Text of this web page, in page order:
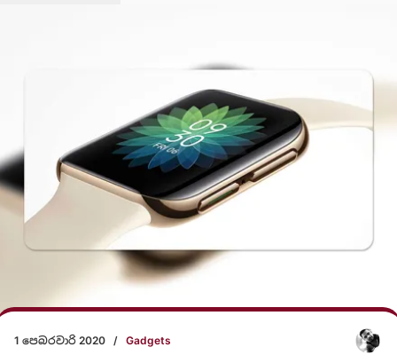
1 පෙබරවාරි 2020 / Gadgets